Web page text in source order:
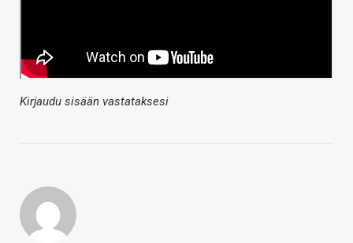
Kirjaudu sisään vastataksesi